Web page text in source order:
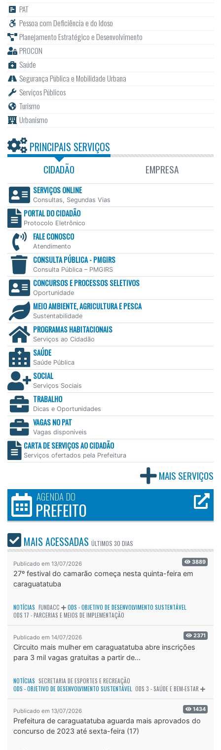
PAT
Pessoa com Deficiência e do Idoso
Planejamento Estratégico e Desenvolvimento
PROCON
Saúde
Segurança Pública e Mobilidade Urbana
Serviços Públicos
Turismo
Urbanismo
PRINCIPAIS SERVIÇOS
CIDADÃO EMPRESA
SERVIÇOS ONLINE
Consultas, Segundas Vias
PORTAL DO CIDADÃO
Protocolo Eletrônico
FALE CONOSCO
Atendimento
CONSULTA PÚBLICA - PMGIRS
Consulta Pública – PMGIRS
CONCURSOS E PROCESSOS SELETIVOS
Oportunidade
MEIO AMBIENTE, AGRICULTURA E PESCA
Sustentabilidade
PROGRAMAS HABITACIONAIS
Serviços ao Cidadão
SAÚDE
Saúde Pública
SOCIAL
Serviços Sociais
TRABALHO
Dicas e Oportunidades
VAGAS NO PAT
Vagas disponíveis
CARTA DE SERVIÇOS AO CIDADÃO
Serviços ofertados pela Prefeitura
MAIS SERVIÇOS
AGENDA DO
PREFEITO
MAIS ACESSADAS ÚLTIMOS 30 DIAS
Publicado em 13/07/2026 3889
27º festival do camarão começa nesta quinta-feira em
caraguatatuba
NOTÍCIAS FUNDACC
ODS - OBJETIVO DE DESENVOLVIMENTO SUSTENTÁVEL
ODS 17 - PARCERIAS E MEIOS DE IMPLEMENTAÇÃO
Publicado em 14/07/2026 2371
Circuito mais mulher em caraguatatuba abre inscrições
para 3 mil vagas gratuitas a partir de...
NOTÍCIAS SECRETARIA DE ESPORTES E RECREAÇÃO
ODS - OBJETIVO DE DESENVOLVIMENTO SUSTENTÁVEL ODS 3 - SAÚDE E BEM-ESTAR
Publicado em 13/07/2026 1434
Prefeitura de caraguatatuba aguarda mais aprovados do
concurso de 2023 até sexta-feira (17)